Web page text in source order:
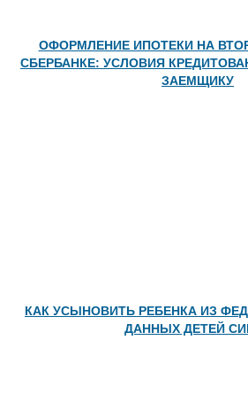
ОФОРМЛЕНИЕ ИПОТЕКИ НА
СБЕРБАНКЕ: УСЛОВИЯ
ЗАЕМЩИКУ
КАК УСЫНОВИТЬ РЕБЕНКА ИЗ
ДАННЫХ ДЕТЕЙ